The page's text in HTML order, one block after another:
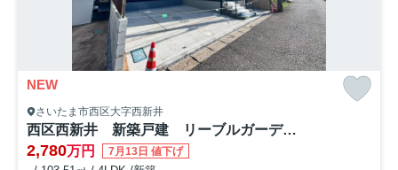
NEW
さいたま市西区大字西新井
西区西新井 新築戸建 リーブルガーデン01
2,780万円 7月13日 値下げ